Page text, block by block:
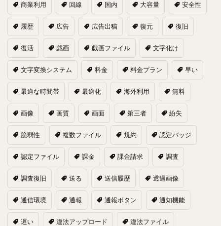
商業利用 回線 国内 大容量 安全性
履歴 広告 広告出稿 復元 復旧
復活 戯画 戯画ファイル 文字化け
文字変換システム 料金 料金プラン 早い
最適な時間帯 最適化 海外利用 無料
画像 画質 画面 第三者 紛失
脆弱性 複数ファイル 規約 認定バッジ
認定ファイル 課金 課金請求 調査
調査復旧 送る 送信履歴 透過画像
通信環境 通報 通報ボタン 通知機能
遅い 違法アップロード 違法ファイル